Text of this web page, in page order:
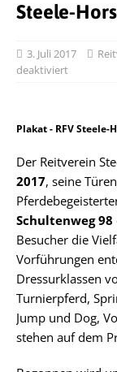
Steele-
3. Juli 2017
deaktiviert
Plakat - RFV Steele-
Der Reitverein
2017, seine
Schultenweg 98
Besucher die
Vorführungen
Dressurklassen
Turnierpferd,
Jump und Dog,
stehen auf dem